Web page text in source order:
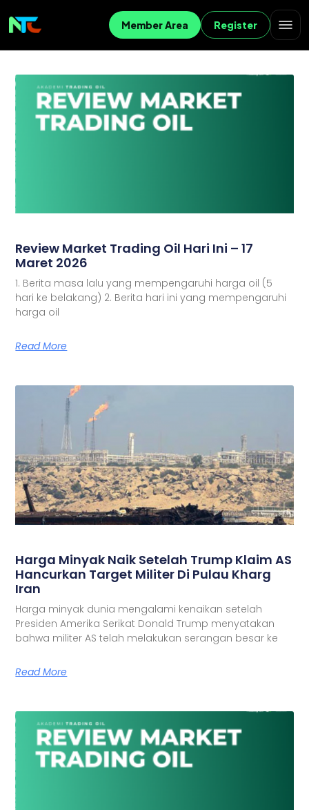
Member Area Register
Review Market Trading Oil Hari Ini – 17
Maret 2026
1. Berita masa lalu yang mempengaruhi harga oil (5
hari ke belakang) 2. Berita hari ini yang mempengaruhi
harga oil
Read More
Harga Minyak Naik Setelah Trump Klaim AS
Hancurkan Target Militer Di Pulau Kharg
Iran
Harga minyak dunia mengalami kenaikan setelah
Presiden Amerika Serikat Donald Trump menyatakan
bahwa militer AS telah melakukan serangan besar ke
Read More